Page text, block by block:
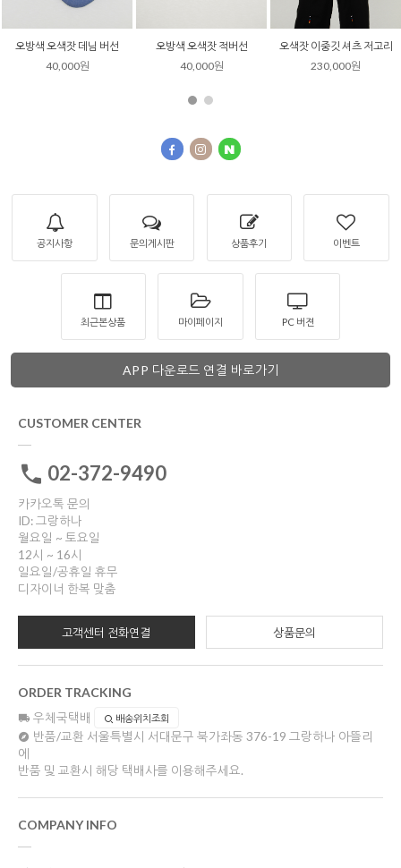
오색잣 단령 셔츠 저고리
190,000원
살창 소매 데님 저고리
230,000원
진주 데님 저고리
210,000원
공지사항 문의게시판 상품후기 이벤트
최근본상품 마이페이지 PC 버젼
APP 다운로드 연결 바로가기
CUSTOMER CENTER
02-372-9490
카카오톡 문의
ID: 그랑하나
월요일 ~ 토요일
12시 ~ 16시
일요일/공휴일 휴무
디자이너 한복 맞춤
고객센터 전화연결 상품문의
ORDER TRACKING
우체국택배 배송위치조회
반품/교환 서울특별시 서대문구 북가좌동 376-19 그랑하나 아뜰리
에
반품 및 교환시 해당 택배사를 이용해주세요.
COMPANY INFO